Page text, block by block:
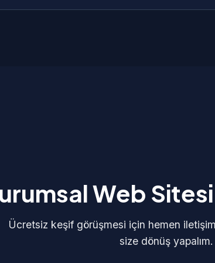
olarak dahildir.
Web
Ücretsiz keşif görüşmesi için hemen
size dönüş yapalım.